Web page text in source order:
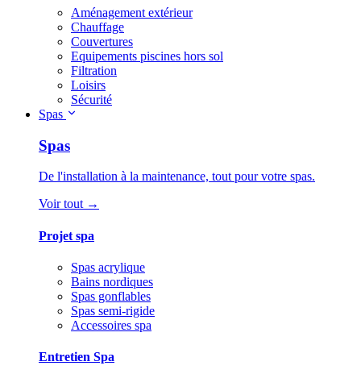
Aménagement extérieur
Chauffage
Couvertures
Equipements piscines hors sol
Filtration
Loisirs
Sécurité
Spas
Spas
De l'installation à la maintenance, tout pour votre spas.
Voir tout →
Projet spa
Spas acrylique
Bains nordiques
Spas gonflables
Spas semi-rigide
Accessoires spa
Entretien Spa